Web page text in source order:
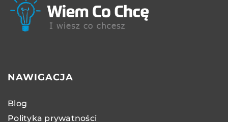
NAWIGACJA
Blog
Polityka prywatności